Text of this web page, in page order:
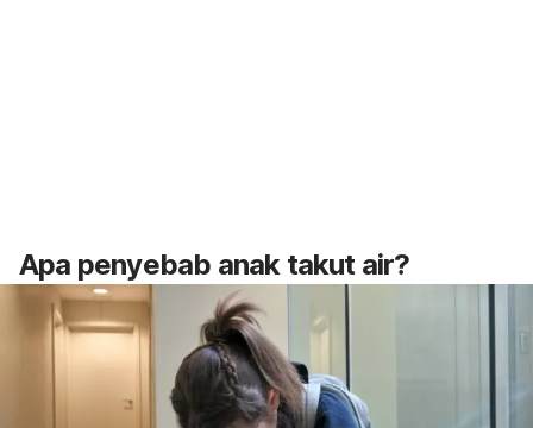
Apa penyebab anak takut air?